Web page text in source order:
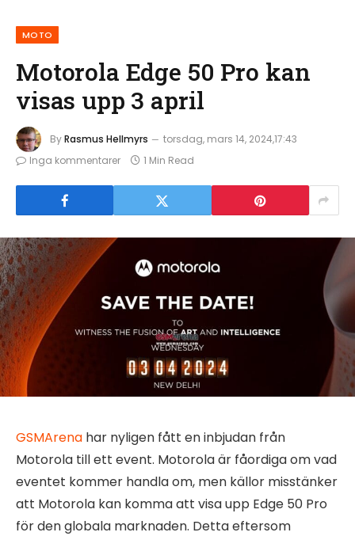
MOTO
Motorola Edge 50 Pro kan
visas upp 3 april
ByRasmus Hellmyrs
torsdag, mars 14, 2024,17:43
Inga kommentarer
1 Min Read
GSMArena har nyligen fått en inbjudan från
Motorola till ett event. Motorola är fåordiga om vad
eventet kommer handla om, men källor misstänker
att Motorola kan komma att visa upp Edge 50 Pro
för den globala marknaden. Detta eftersom